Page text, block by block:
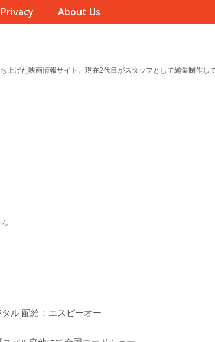
Privacy About Us
げた映画情報サイト。現在2代目がスタッフとして編集制作して
ル 配給：エスピーオー